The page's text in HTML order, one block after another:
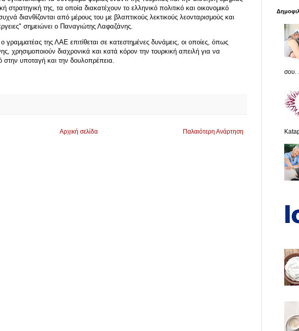
στρατηγική της, τα οποία διακατέχουν το ελληνικό πολιτικό και οικονομικό
διανθίζονται από μέρους του με βλαπτικούς λεκτικούς λεονταρισμούς και
σημειώνει ο Παναγιώτης Λαφαζάνης.
της ΛΑΕ επιτίθεται σε κατεστημένες δυνάμεις, οι οποίες, όπως
χρησιμοποιούν διαχρονικά και κατά κόρον την τουρκική απειλή για να
στην υποταγή και την δουλοπρέπεια.
Παλαιότερη Ανάρτηση
Αρχική σελίδα
σου. ...